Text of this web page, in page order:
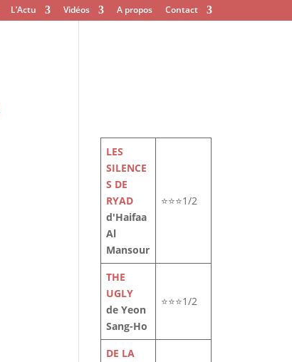
L’Actu Vidéos A propos Contact
LES
SILENCE
S DE
RYAD
d'Haifaa
Al
Mansour
⭐⭐⭐1/2
THE
UGLY
de Yeon
Sang-Ho
⭐⭐⭐1/2
DE LA